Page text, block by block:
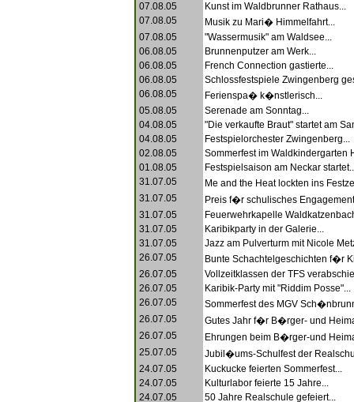
07.08.05
Kunst im Waldbrunner Rathaus...
07.08.05
Musik zu Mari� Himmelfahrt...
07.08.05
"Wassermusik" am Waldsee...
06.08.05
Brunnenputzer am Werk...
06.08.05
French Connection gastierte...
06.08.05
Schlossfestspiele Zwingenberg
06.08.05
Ferienspa� k�nstlerisch...
05.08.05
Serenade am Sonntag...
04.08.05
"Die verkaufte Braut" startet am
04.08.05
Festspielorchester Zwingenberg...
02.08.05
Sommerfest im Waldkindergarten
01.08.05
Festspielsaison am Neckar
31.07.05
Me and the Heat lockten ins
31.07.05
Preis f�r schulisches
31.07.05
Feuerwehrkapelle
31.07.05
Karibikparty in der Galerie...
31.07.05
Jazz am Pulverturm mit Nicole
26.07.05
Bunte Schachtelgeschichten f�r
26.07.05
Vollzeitklassen der TFS
26.07.05
Karibik-Party mit "Riddim Posse"...
26.07.05
Sommerfest des MGV
26.07.05
Gutes Jahr f�r B�rger- und
26.07.05
Ehrungen beim B�rger-und
25.07.05
Jubil�ums-Schulfest der
24.07.05
Kuckucke feierten Sommerfest...
24.07.05
Kulturlabor feierte 15 Jahre...
24.07.05
50 Jahre Realschule gefeiert...